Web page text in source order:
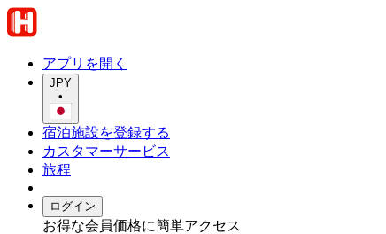
アプリを開く
JPY
•
宿泊施設を登録する
カスタマーサービス
旅程
ログイン
お得な会員価格に簡単アクセス